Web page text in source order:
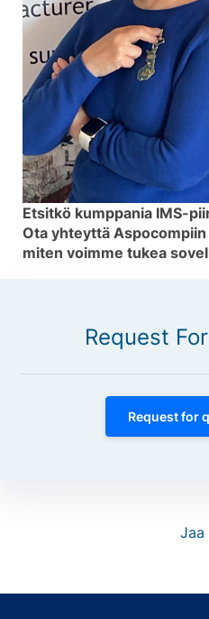
Etsitkö kumppania IMS-
Ota yhteyttä Aspocompiin
miten voimme tukea
Request
Request for